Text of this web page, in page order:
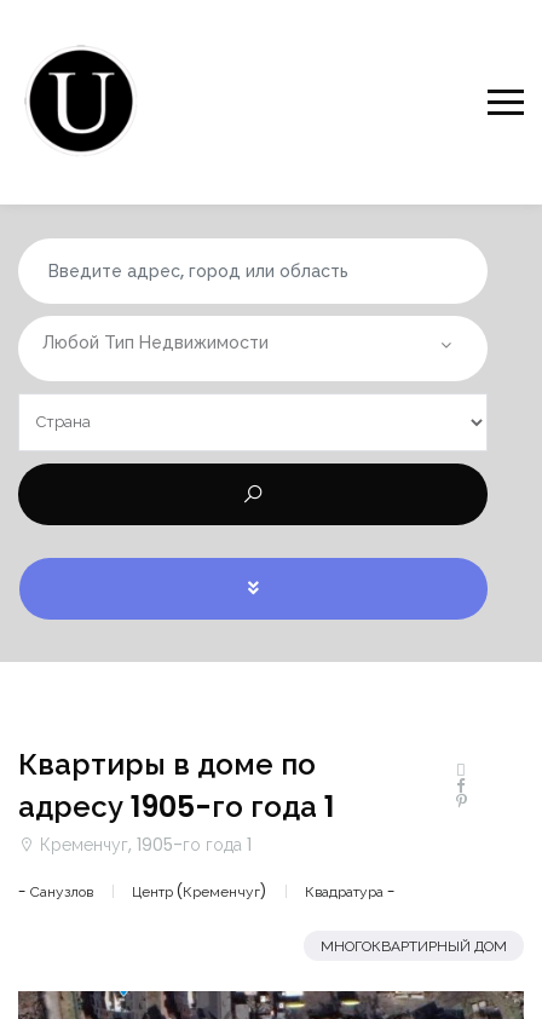
Любой Тип Недвижимости
Квартиры в доме по
адресу 1905-го года 1
Кременчуг, 1905-го года 1
- Санузлов Центр (Кременчуг) Квадратура -
МНОГОКВАРТИРНЫЙ ДОМ